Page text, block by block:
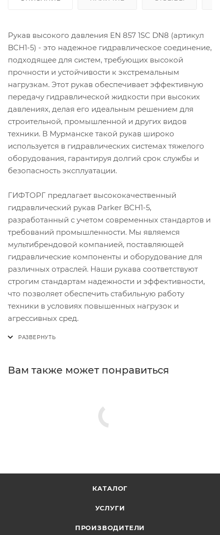
Рукав высокого давления EN 857 1SC DN8 (артикул
BCH1-5) - это надежное гидравлическое соединение,
подходящее для систем, требующих высокой
прочности и устойчивости к экстремальным
нагрузкам. Этот рукав обеспечивает эффективную
передачу гидравлической жидкости при высоких
давлениях, делая его идеальным решением для
строительной, промышленной и других видов
техники. В Мурманске такой рукав широко
используется в гидравлических системах тяжелого
оборудования, гарантируя долгий срок службы и
безопасность эксплуатации.
ГИФТОРГ предлагает высококачественный
гидравлический рукав Parker BCH1-5,
разработанный с учетом современных стандартов и
требований промышленности. Мы являемся
мультибрендовой компанией, поставляющей
гидравлические компоненты и оборудование для
различных отраслей. Наши рукава соответствуют
строгим стандартам надежности и эффективности,
что позволяет обеспечить стабильную работу
техники в условиях повышенных нагрузок и
агрессивных сред.
Вам также может понравиться
КАТАЛОГ
УСЛУГИ
ПРОИЗВОДИТЕЛИ